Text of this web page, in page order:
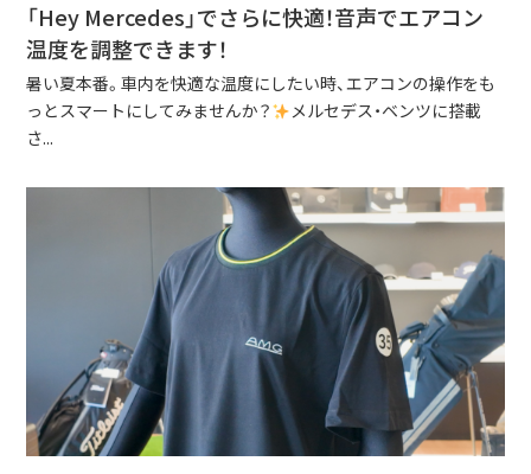
「Hey Mercedes」でさらに快適！音声でエアコン
温度を調整できます！
暑い夏本番。車内を快適な温度にしたい時、エアコンの操作をも
っとスマートにしてみませんか？
メルセデス・ベンツに搭載
さ...